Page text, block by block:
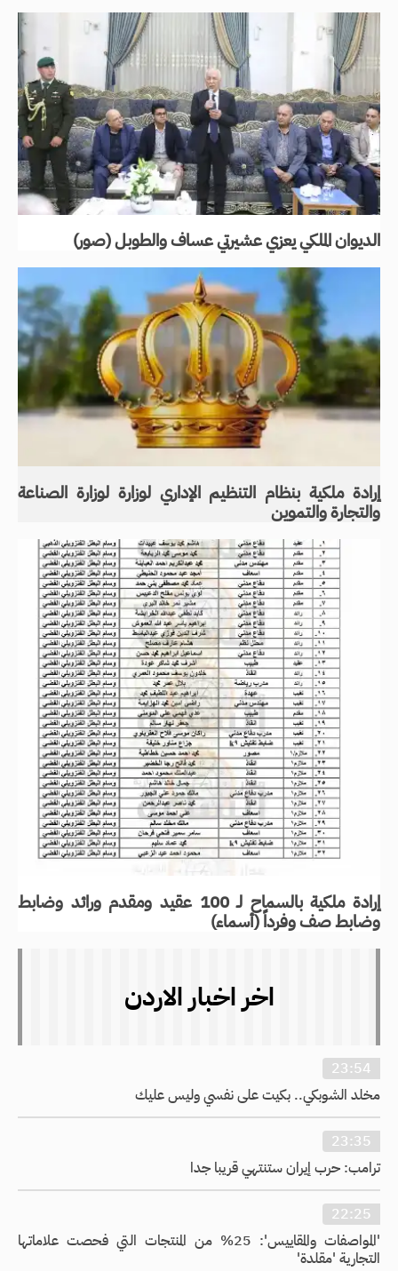
الديوان الملكي يعزي عشيرتي عساف والطوبل (صور)
إرادة ملكية بنظام التنظيم الإداري لوزارة لوزارة الصناعة
والتجارة والتموين
إرادة ملكية بالسماح لـ 100 عقيد ومقدم ورائد وضابط
وضابط صف وفرداً (أسماء)
اخر اخبار الاردن
23:54
مخلد الشوبكي.. بكيت على نفسي وليس عليك
23:35
ترامب: حرب إيران ستنتهي قريبا جدا
22:25
'المواصفات والمقاييس': 25% من المنتجات التي فحصت علاماتها
التجارية 'مقلدة'